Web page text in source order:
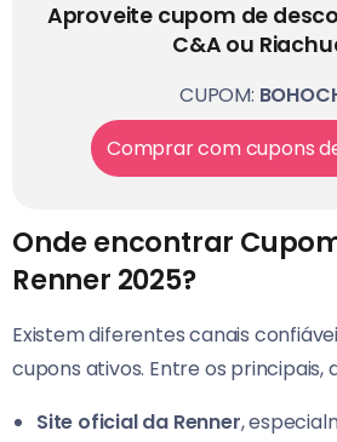
Aproveite cupom de
C&A ou
CUPOM:
Comprar com cupons
Onde encontrar
Renner 2025?
Existem diferentes canais
cupons ativos. Entre os principais,
Site oficial da Renner,